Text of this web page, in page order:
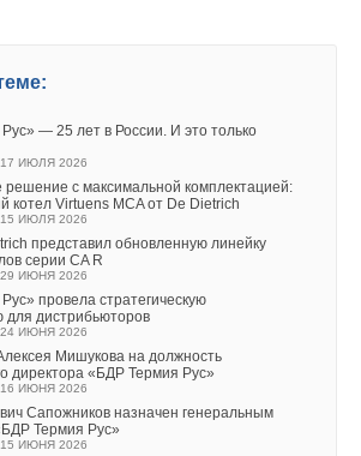
— 25 лет в России. И это только
ИЮЛЯ 2026
решение с максимальной комплектацией:
котел Virtuens MCA от De Dietrich
ИЮЛЯ 2026
представил обновленную линейку
серии CA R
ИЮНЯ 2026
провела стратегическую
дистрибьюторов
ИЮНЯ 2026
Мишукова на должность
директора «БДР Термия Рус»
ИЮНЯ 2026
Сапожников назначен генеральным
Термия Рус»
ИЮНЯ 2026
— на высшем уровне
принимающего престижные
непременным условием
надёжности и безопасности как
инфраструктуры, а также мест
и зрителей. «Игора Драйв» в полной
требованиям.
мазута, который использовался при
тоже не нужно изобретать — процесс
криогенной дистилляцией.
лишь в том, что на большой высоте
так много энергии на получение СО2.
тоже имеются — такие воздушные
Raven Aerostar использовали инженеры
Они могут поднять полезный груз
20 с лишним километров, а на нужную
300 кг. На них нужно будет установить
анализирующую направление и
будет оставаться в воздухе 12-24